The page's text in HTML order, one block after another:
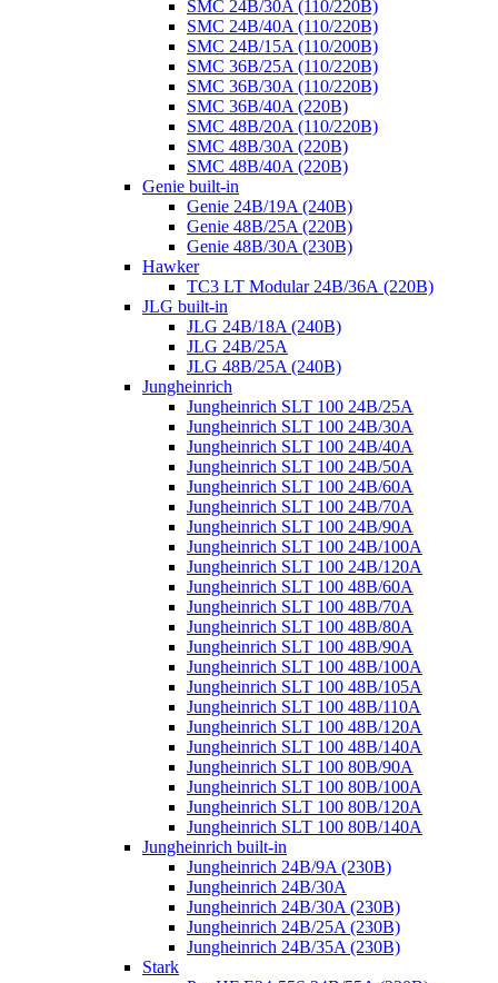
SMC 24B/30A (110/220B)
SMC 24B/40A (110/220B)
SMC 24B/15A (110/200B)
SMC 36B/25A (110/220B)
SMC 36B/30A (110/220B)
SMC 36B/40A (220B)
SMC 48B/20A (110/220B)
SMC 48B/30A (220B)
SMC 48B/40A (220B)
Genie built-in
Genie 24B/19A (240B)
Genie 48B/25A (220B)
Genie 48B/30A (230B)
Hawker
TC3 LT Modular 24В/36А (220B)
JLG built-in
JLG 24B/18A (240B)
JLG 24B/25A
JLG 48B/25A (240B)
Jungheinrich
Jungheinrich SLT 100 24B/25A
Jungheinrich SLT 100 24B/30A
Jungheinrich SLT 100 24B/40A
Jungheinrich SLT 100 24B/50A
Jungheinrich SLT 100 24B/60A
Jungheinrich SLT 100 24B/70A
Jungheinrich SLT 100 24B/90A
Jungheinrich SLT 100 24B/100A
Jungheinrich SLT 100 24B/120A
Jungheinrich SLT 100 48B/60A
Jungheinrich SLT 100 48B/70A
Jungheinrich SLT 100 48B/80A
Jungheinrich SLT 100 48B/90A
Jungheinrich SLT 100 48B/100A
Jungheinrich SLT 100 48B/105A
Jungheinrich SLT 100 48B/110A
Jungheinrich SLT 100 48B/120A
Jungheinrich SLT 100 48B/140A
Jungheinrich SLT 100 80B/90A
Jungheinrich SLT 100 80B/100A
Jungheinrich SLT 100 80B/120A
Jungheinrich SLT 100 80B/140A
Jungheinrich built-in
Jungheinrich 24B/9A (230B)
Jungheinrich 24B/30A
Jungheinrich 24B/30A (230B)
Jungheinrich 24B/25A (230B)
Jungheinrich 24B/35A (230B)
Stark